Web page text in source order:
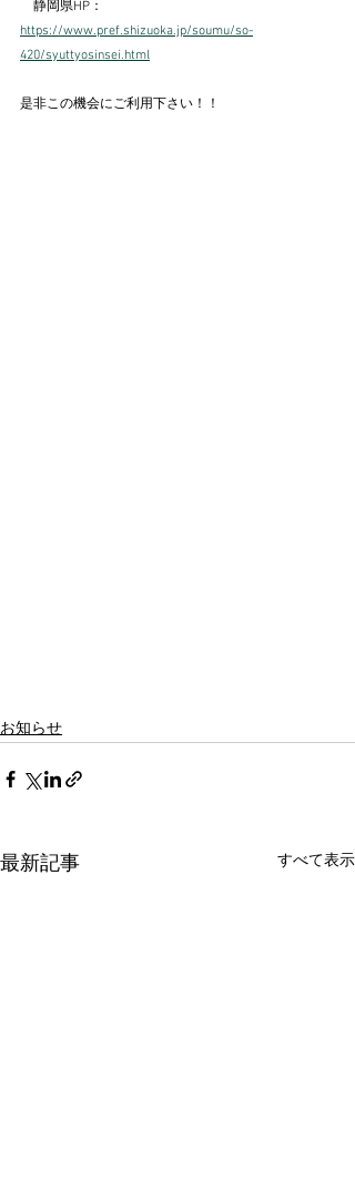
静岡県HP：
https://www.pref.shizuoka.jp/soumu/so-
420/syuttyosinsei.html
是非この機会にご利用下さい！！
お知らせ
最新記事 すべて表示